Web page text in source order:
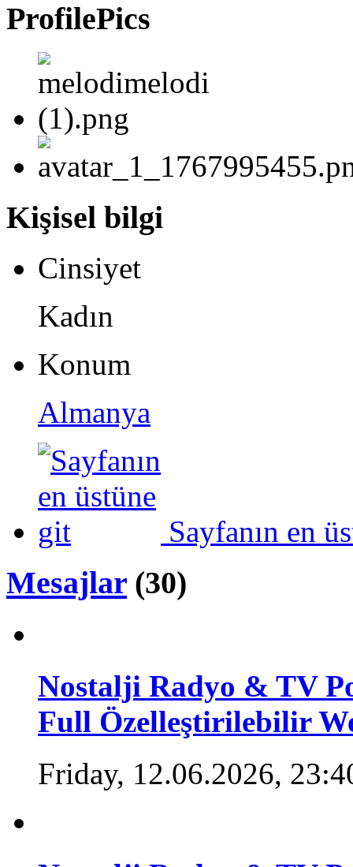
ProfilePics
Kişisel bilgi
Cinsiyet
Kadın
Konum
Almanya
Sayfanın en
Mesajlar (30)
Nostalji Radyo & TV
Full Özelleştirilebilir
Friday, 12.06.2026,